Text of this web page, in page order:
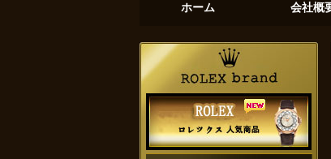
ホーム 会社概